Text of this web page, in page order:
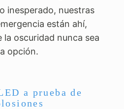
inesperado, nuestras
están ahí,
la oscuridad nunca sea
opción.
a prueba de